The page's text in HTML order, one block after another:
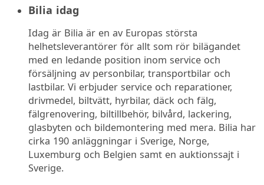
Bilia idag
Idag är Bilia är en av Europas största
helhetsleverantörer för allt som rör bilägandet
med en ledande position inom service och
försäljning av personbilar, transportbilar och
lastbilar. Vi erbjuder service och reparationer,
drivmedel, biltvätt, hyrbilar, däck och fälg,
fälgrenovering, biltillbehör, bilvård, lackering,
glasbyten och bildemontering med mera. Bilia har
cirka 190 anläggningar i Sverige, Norge,
Luxemburg och Belgien samt en auktionssajt i
Sverige.